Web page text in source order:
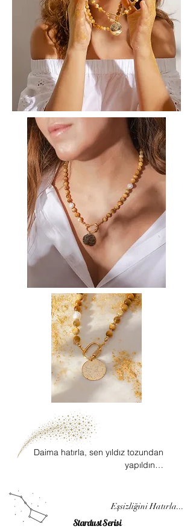
Daima hatırla, sen yıldız tozundan
yapıldın…
Eşsizliğini Hatırla...
Stardust Serisi